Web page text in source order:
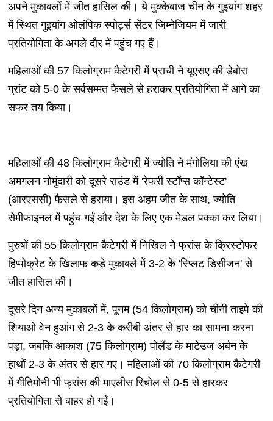
अपने मुकाबलों में जीत हासिल की। ​​ये मुक्केबाज चीन के गुइयांग शहर
में स्थित गुइयांग ओलंपिक स्पोर्ट्स सेंटर जिम्नेजियम में जारी
प्रतियोगिता के अगले दौर में पहुंच गए हैं।
महिलाओं की 57 किलोग्राम कैटेगरी में प्राची ने यूएसए की डेबोरा
ग्रांट को 5-0 के सर्वसम्मत फैसले से हराकर प्रतियोगिता में आगे का
सफर तय किया।
महिलाओं की 48 किलोग्राम कैटेगरी में ज्योति ने मंगोलिया की एंख
अमगलन नोमुंदारी को दूसरे राउंड में 'रेफरी स्टॉप्स कॉन्टेस्ट'
(आरएससी) फैसले से हराया। इस अहम जीत के साथ, ज्योति
सेमीफाइनल में पहुंच गईं और देश के लिए एक मेडल पक्का कर लिया।
पुरुषों की 55 किलोग्राम कैटेगरी में निखिल ने फ्रांस के क्रिस्टोफर
हिप्पोक्रेट के खिलाफ कड़े मुकाबले में 3-2 के 'स्प्लिट डिसीजन' से
जीत हासिल की।
दूसरे दिन अन्य मुकाबलों में, पूनम (54 किलोग्राम) को चीनी ताइपे की
शियाओ वेन हुआंग से 2-3 के करीबी अंतर से हार का सामना करना
पड़ा, जबकि आकाश (75 किलोग्राम) पोलैंड के माटेउज अर्बन के
हाथों 2-3 के अंतर से हार गए। महिलाओं की 70 किलोग्राम कैटेगरी
में गीतिमोनी भी फ्रांस की माएलीस रिचोल से 0-5 से हारकर
प्रतियोगिता से बाहर हो गईं।